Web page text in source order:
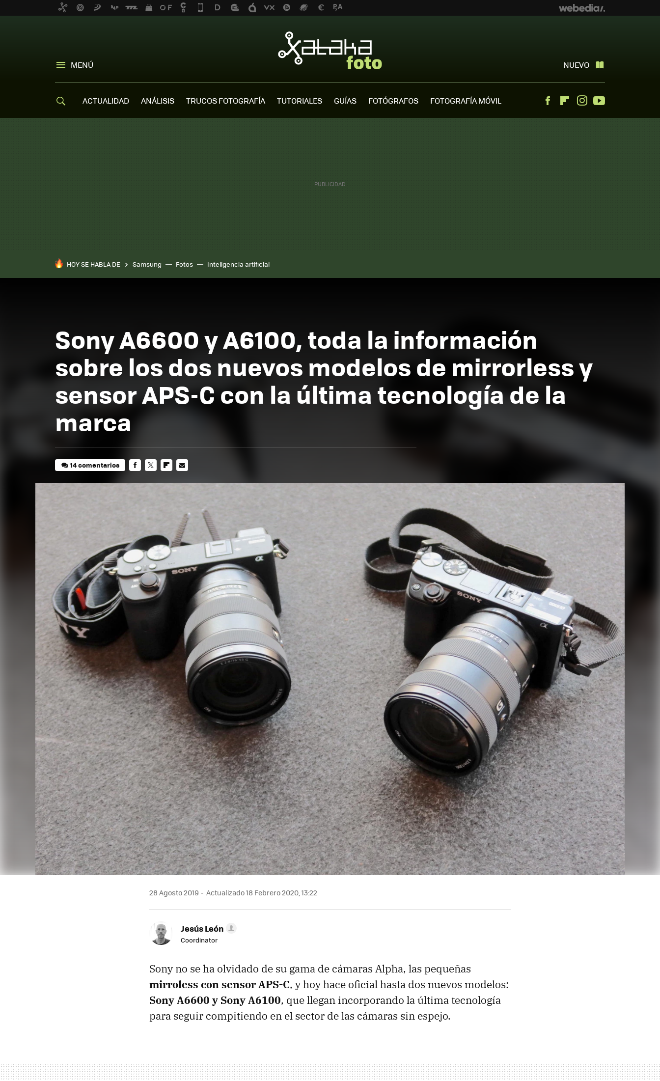
MENÚ NUEVO
ACTUALIDAD ANÁLISIS TRUCOS FOTOGRAFÍA TUTORIALES GUÍAS FOTÓGRAFOS FOTOGRAFÍA MÓVIL FacebookFlipboardInstagram
HOY SE HABLA DE Samsung Fotos Inteligencia artificial
Sony A6600 y A6100, toda la información
sobre los dos nuevos modelos de mirrorless y
sensor APS-C con la última tecnología de la
marca
14 comentarios
28 Agosto 2019 Actualizado 18 Febrero 2020, 13:22
Jesús León
Coordinator
Sony no se ha olvidado de su gama de cámaras Alpha, las pequeñas
mirroless con sensor APS-C, y hoy hace oficial hasta dos nuevos modelos:
Sony A6600 y Sony A6100, que llegan incorporando la última tecnología
para seguir compitiendo en el sector de las cámaras sin espejo.